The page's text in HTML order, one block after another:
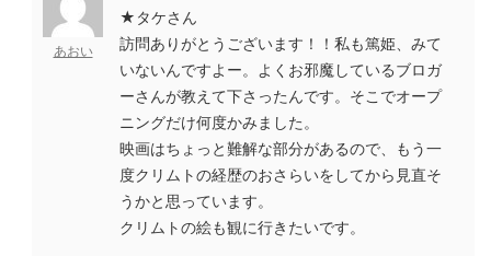
あおい
★タケさん
訪問ありがとうございます！！私も篤姫、みて
いないんですよー。よくお邪魔しているブロガ
ーさんが教えて下さったんです。そこでオープ
ニングだけ何度かみました。
映画はちょっと難解な部分があるので、もう一
度クリムトの経歴のおさらいをしてから見直そ
うかと思っています。
クリムトの絵も観に行きたいです。